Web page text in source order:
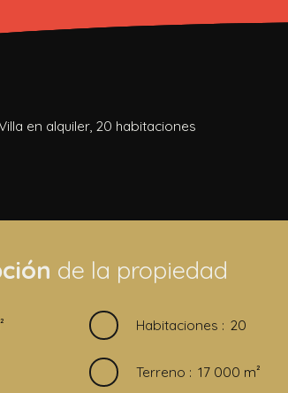
en alquiler, 20 habitaciones
de la propiedad
Habitaciones : 20
Terreno : 17 000 m²